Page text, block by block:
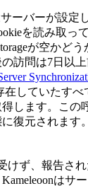
サーバーが設定
を読み取って
が空かどう
訪問は7日以
在していたす
します。この
復元されます
けず、報告さ
はサ